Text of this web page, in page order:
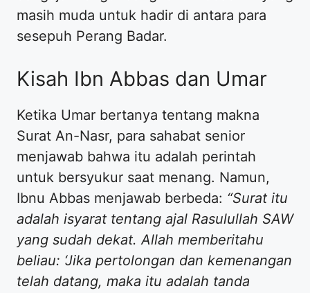
masih muda untuk hadir di antara para
sesepuh Perang Badar.
Kisah Ibn Abbas dan Umar
Ketika Umar bertanya tentang makna
Surat An-Nasr, para sahabat senior
menjawab bahwa itu adalah perintah
untuk bersyukur saat menang. Namun,
Ibnu Abbas menjawab berbeda: “Surat itu
adalah isyarat tentang ajal Rasulullah SAW
yang sudah dekat. Allah memberitahu
beliau: ‘Jika pertolongan dan kemenangan
telah datang, maka itu adalah tanda